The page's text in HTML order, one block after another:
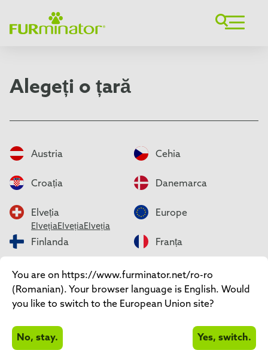
Alegeți o țară
Austria Cehia
Croația Danemarca
Elveția
ElvețiaElvețiaElveția
Europe
Finlanda Franța
Germania Italia
Magyarorszag Malta
Olanda
You are on https://www.furminator.net/ro-ro
(Romanian). Your browser language is English. Would
you like to switch to the European Union site?
No, stay. Yes, switch.